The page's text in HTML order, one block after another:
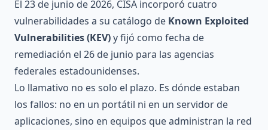
El 23 de junio de 2026, CISA incorporó cuatro
vulnerabilidades a su catálogo de Known Exploited
Vulnerabilities (KEV)y fijó como fecha de
remediación el 26 de junio para las agencias
federales estadounidenses.
Lo llamativo no es solo el plazo. Es dónde estaban
los fallos: no en un portátil ni en un servidor de
aplicaciones, sino en equipos que administran la red